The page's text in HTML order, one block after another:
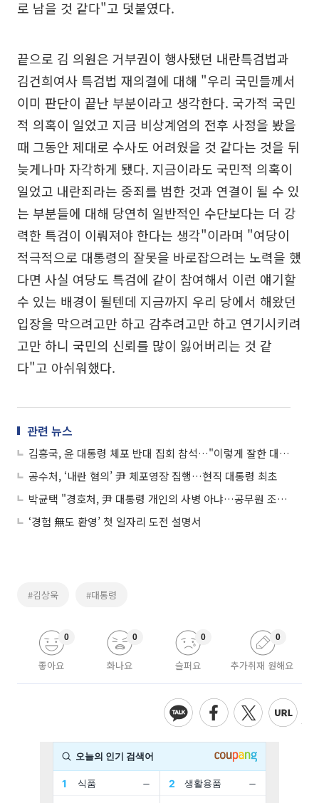
로 남을 것 같다"고 덧붙였다.
끝으로 김 의원은 거부권이 행사됐던 내란특검법과
김건희여사 특검법 재의결에 대해 "우리 국민들께서
이미 판단이 끝난 부분이라고 생각한다. 국가적 국민
적 의혹이 일었고 지금 비상계엄의 전후 사정을 봤을
때 그동안 제대로 수사도 어려웠을 것 같다는 것을 뒤
늦게나마 자각하게 됐다. 지금이라도 국민적 의혹이
일었고 내란죄라는 중죄를 범한 것과 연결이 될 수 있
는 부분들에 대해 당연히 일반적인 수단보다는 더 강
력한 특검이 이뤄져야 한다는 생각"이라며 "여당이
적극적으로 대통령의 잘못을 바로잡으려는 노력을 했
다면 사실 여당도 특검에 같이 참여해서 이런 얘기할
수 있는 배경이 될텐데 지금까지 우리 당에서 해왔던
입장을 막으려고만 하고 감추려고만 하고 연기시키려
고만 하니 국민의 신뢰를 많이 잃어버리는 것 같
다"고 아쉬워했다.
관련 뉴스
김흥국, 윤 대통령 체포 반대 집회 참석…"이렇게 잘한 대통령 또 어딨나"
공수처, ‘내란 혐의’ 尹 체포영장 집행…현직 대통령 최초
박균택 "경호처, 尹 대통령 개인의 사병 아냐…공무원 조직인 걸 명심해야"
‘경험 無도 환영’ 첫 일자리 도전 설명서
#김상욱 #대통령
좋아요
0
화나요
0
슬퍼요
0
추가취재 원해요
0